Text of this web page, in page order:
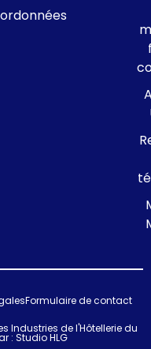
Industries de l'Hôtellerie du
: Studio HLG
Formulaire de contact